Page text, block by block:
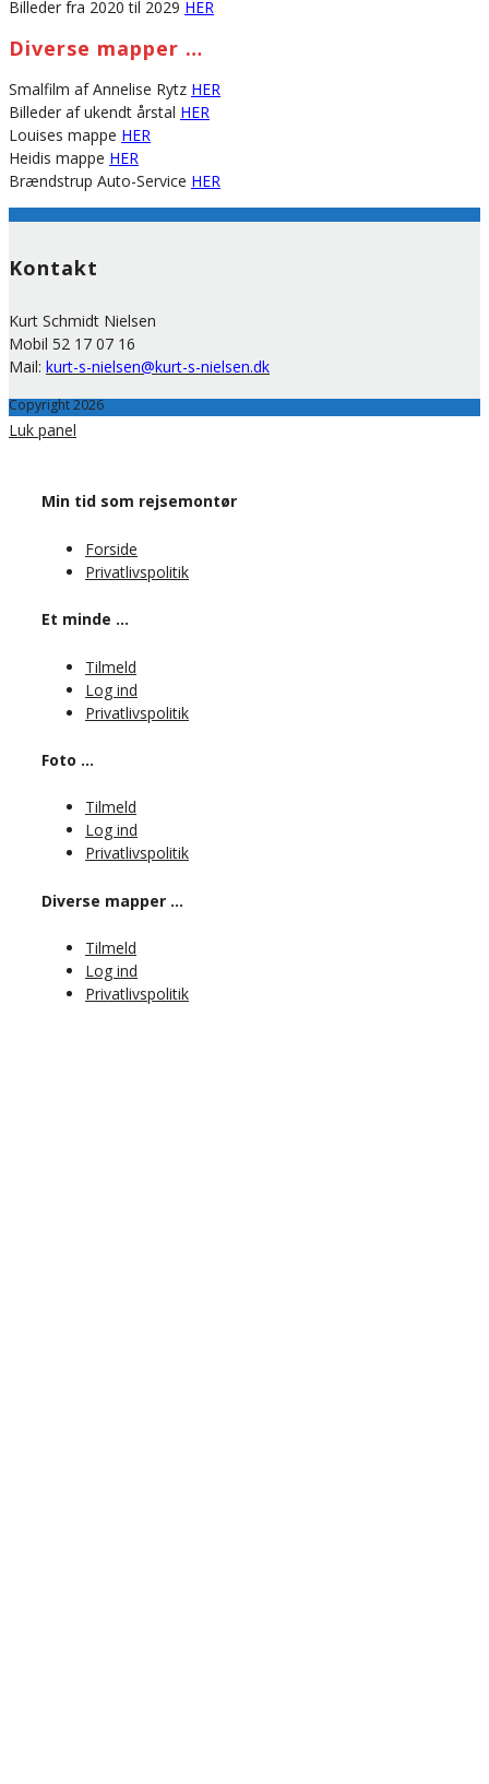
Billeder fra 2020 til 2029 HER
Diverse mapper …
Smalfilm af Annelise Rytz HER
Billeder af ukendt årstal HER
Louises mappe HER
Heidis mappe HER
Brændstrup Auto-Service HER
Kontakt
Kurt Schmidt Nielsen
Mobil 52 17 07 16
Mail: kurt-s-nielsen@kurt-s-nielsen.dk
Copyright 2026
Luk panel
Min tid som rejsemontør
Forside
Privatlivspolitik
Et minde …
Tilmeld
Log ind
Privatlivspolitik
Foto …
Tilmeld
Log ind
Privatlivspolitik
Diverse mapper …
Tilmeld
Log ind
Privatlivspolitik